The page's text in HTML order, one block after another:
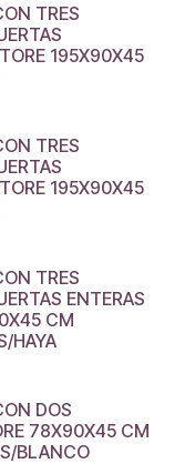
TRES
195X90X45
TRES
195X90X45
TRES
ENTERAS
CM
HAYA
DOS
78X90X45 CM
BLANCO